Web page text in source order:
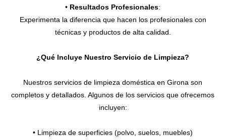
• Resultados Profesionales:
Experimenta la diferencia que hacen los profesionales con
técnicas y productos de alta calidad.
¿Qué Incluye Nuestro Servicio de Limpieza?
Nuestros servicios de limpieza doméstica en Girona son
completos y detallados. Algunos de los servicios que ofrecemos
incluyen:
• Limpieza de superficies (polvo, suelos, muebles)